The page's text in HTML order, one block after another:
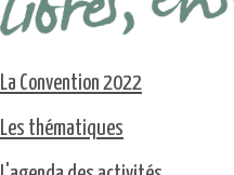
La Convention 2022
Les thématiques